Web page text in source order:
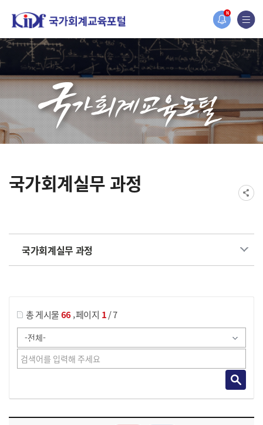
N
홈페이지가 새롭게 개편되었습니다.
한국조세재정연구원홈페이지가 새롭게 개설되었습니다.
국가회계실무 과정
국가회계실무 과정
총 게시물66,페이지 1/ 7
국가회계실무 과정 목록 으로 번호, 제목, 작성자, 조회수, 등록 일로 나열 되고 있습니다.